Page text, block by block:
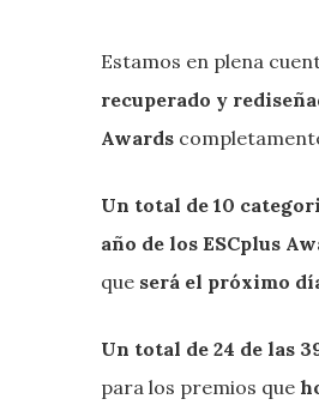
Estamos en plena
recuperado y
Awards
Un total de 10
año de los ESCplus
que será el próximo
Un total de 24 de las
para los premios que